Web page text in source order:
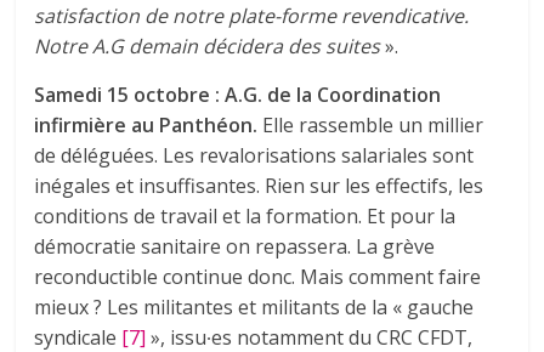
satisfaction de notre plate-forme revendicative.
Notre A.G demain décidera des suites».
Samedi 15 octobre : A.G. de la Coordination
infirmière au Panthéon. Elle rassemble un millier
de déléguées. Les revalorisations salariales sont
inégales et insuffisantes. Rien sur les effectifs, les
conditions de travail et la formation. Et pour la
démocratie sanitaire on repassera. La grève
reconductible continue donc. Mais comment faire
mieux ? Les militantes et militants de la « gauche
syndicale [7] », issu∙es notamment du CRC CFDT,